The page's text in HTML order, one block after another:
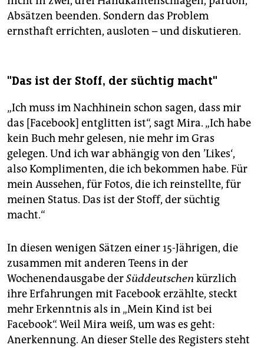
Absätzen beenden. Sondern das Problem
ernsthaft errichten, ausloten – und diskutieren.
"Das ist der Stoff, der süchtig macht"
„Ich muss im Nachhinein schon sagen, dass mir
das [Facebook] entglitten ist“, sagt Mira. „Ich habe
kein Buch mehr gelesen, nie mehr im Gras
gelegen. Und ich war abhängig von den ’Likes‘,
also Komplimenten, die ich bekommen habe. Für
mein Aussehen, für Fotos, die ich reinstellte, für
meinen Status. Das ist der Stoff, der süchtig
macht.“
In diesen wenigen Sätzen einer 15-Jährigen, die
zusammen mit anderen Teens in der
Wochenendausgabe derSüddeutschen kürzlich
ihre Erfahrungen mit Facebook erzählte, steckt
mehr Erkenntnis als in „Mein Kind ist bei
Facebook“. Weil Mira weiß, um was es geht:
Anerkennung. An dieser Stelle des Registers steht